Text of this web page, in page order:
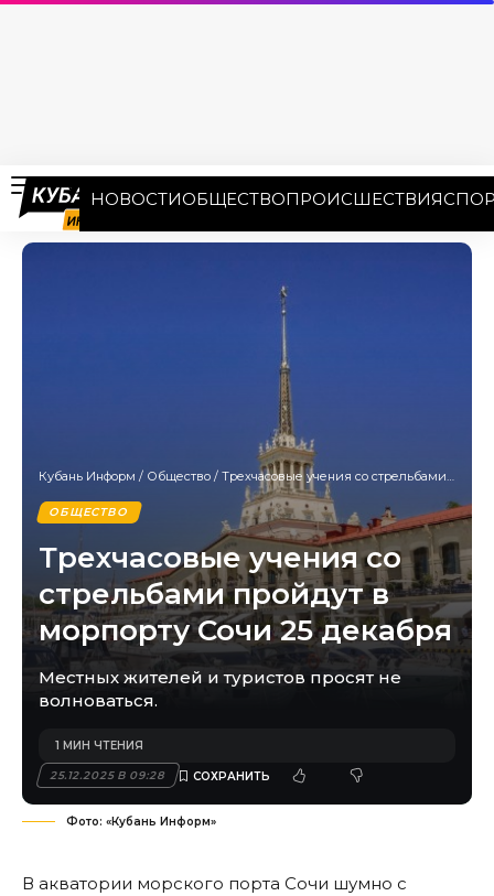
НОВОСТИОБЩЕСТВОПРОИСШЕСТВИЯ
Кубань Информ / Общество / Трехчасовые учения со стрельбами пройдут в морпорту Сочи 25 декабря
ОБЩЕСТВО
Трехчасовые учения со
стрельбами пройдут в
морпорту Сочи 25 декабря
Местных жителей и туристов просят не
волноваться.
25.12.2025 В 09:28
1 МИН ЧТЕНИЯ
Фото: «Кубань Информ»
В акватории морского порта Сочи шумно с